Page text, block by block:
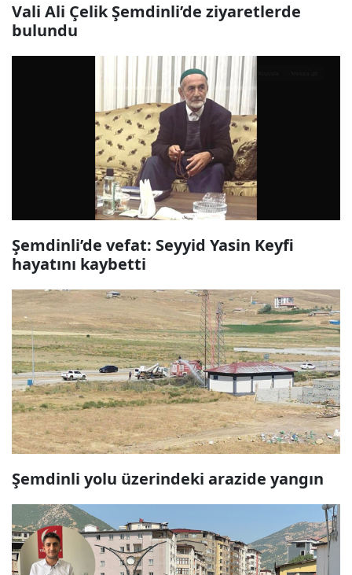
Vali Ali Çelik Şemdinli’de ziyaretlerde
bulundu
Şemdinli’de vefat: Seyyid Yasin Keyfi
hayatını kaybetti
Şemdinli yolu üzerindeki arazide yangın